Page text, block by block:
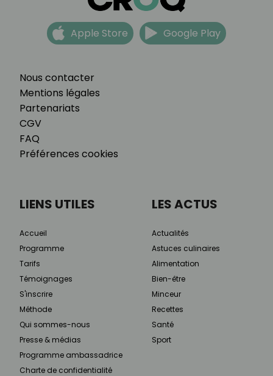
Nous contacter
Mentions légales
Partenariats
CGV
FAQ
Préférences cookies
Apple Store Google Play
LIENS UTILES
Accueil
Programme
Tarifs
Témoignages
S'inscrire
Méthode
Qui sommes-nous
Presse & médias
Programme ambassadrice
Charte de confidentialité
LES ACTUS
Actualités
Astuces culinaires
Alimentation
Bien-être
Minceur
Recettes
Santé
Sport